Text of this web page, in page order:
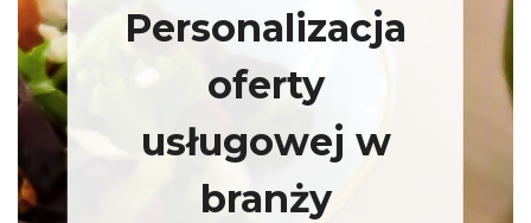
Personalizacja
oferty
usługowej w
branży